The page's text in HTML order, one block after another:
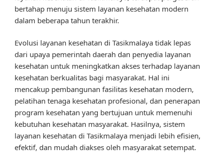
bertahap menuju sistem layanan kesehatan modern
dalam beberapa tahun terakhir.
Evolusi layanan kesehatan di Tasikmalaya tidak lepas
dari upaya pemerintah daerah dan penyedia layanan
kesehatan untuk meningkatkan akses terhadap layanan
kesehatan berkualitas bagi masyarakat. Hal ini
mencakup pembangunan fasilitas kesehatan modern,
pelatihan tenaga kesehatan profesional, dan penerapan
program kesehatan yang bertujuan untuk memenuhi
kebutuhan kesehatan masyarakat. Hasilnya, sistem
layanan kesehatan di Tasikmalaya menjadi lebih efisien,
efektif, dan mudah diakses oleh masyarakat setempat.